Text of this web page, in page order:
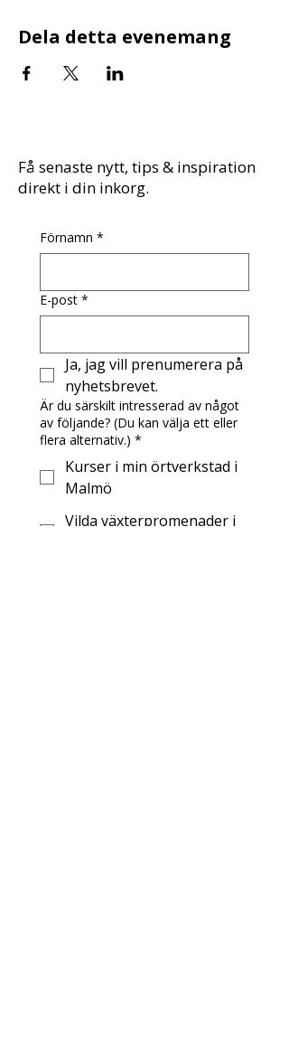
Dela detta evenemang
Få senaste nytt, tips & inspiration
direkt i din inkorg.
Förnamn *
E-post *
Ja, jag vill prenumerera på
nyhetsbrevet.
Är du särskilt intresserad av något
av följande? (Du kan välja ett eller
flera alternativ.) *
Kurser i min örtverkstad i
Malmö
Vilda växterpromenader i